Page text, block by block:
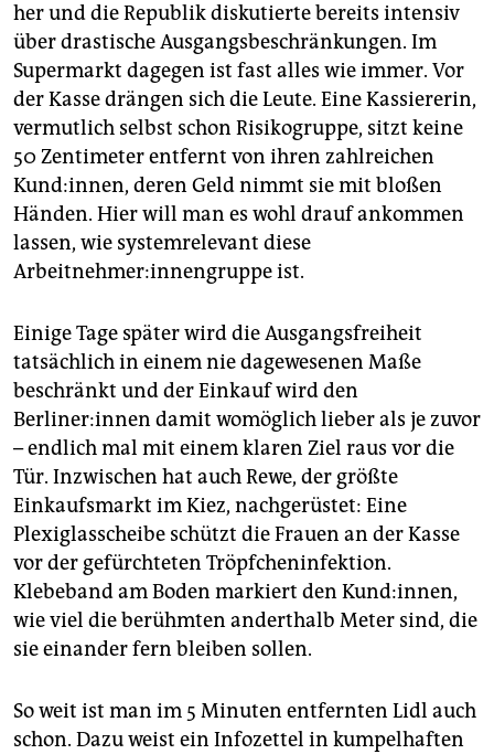
her und die Republik diskutierte bereits intensiv
über drastische Ausgangsbeschränkungen. Im
Supermarkt dagegen ist fast alles wie immer. Vor
der Kasse drängen sich die Leute. Eine Kassiererin,
vermutlich selbst schon Risikogruppe, sitzt keine
50 Zentimeter entfernt von ihren zahlreichen
Kund:innen, deren Geld nimmt sie mit bloßen
Händen. Hier will man es wohl drauf ankommen
lassen, wie systemrelevant diese
Arbeitnehmer:innengruppe ist.
Einige Tage später wird die Ausgangsfreiheit
tatsächlich in einem nie dagewesenen Maße
beschränkt und der Einkauf wird den
Berliner:innen damit womöglich lieber als je zuvor
– endlich mal mit einem klaren Ziel raus vor die
Tür. Inzwischen hat auch Rewe, der größte
Einkaufsmarkt im Kiez, nachgerüstet: Eine
Plexiglasscheibe schützt die Frauen an der Kasse
vor der gefürchteten Tröpfcheninfektion.
Klebeband am Boden markiert den Kund:innen,
wie viel die berühmten anderthalb Meter sind, die
sie einander fern bleiben sollen.
So weit ist man im 5 Minuten entfernten Lidl auch
schon. Dazu weist ein Infozettel in kumpelhaften